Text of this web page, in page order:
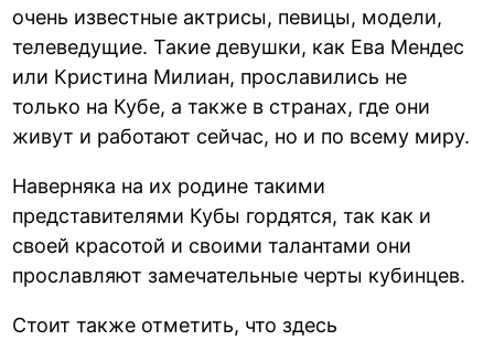
очень известные актрисы, певицы, модели,
телеведущие. Такие девушки, как Ева Мендес
или Кристина Милиан, прославились не
только на Кубе, а также в странах, где они
живут и работают сейчас, но и по всему миру.
Наверняка на их родине такими
представителями Кубы гордятся, так как и
своей красотой и своими талантами они
прославляют замечательные черты кубинцев.
Стоит также отметить, что здесь